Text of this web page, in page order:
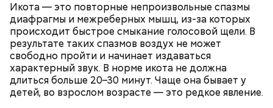
Икота — это повторные непроизвольные спазмы
диафрагмы и межреберных мышц, из-за которых
происходит быстрое смыкание голосовой щели. В
результате таких спазмов воздух не может
свободно пройти и начинает издаваться
характерный звук. В норме икота не должна
длиться больше 20–30 минут. Чаще она бывает у
детей, во взрослом возрасте — это редкое явление.